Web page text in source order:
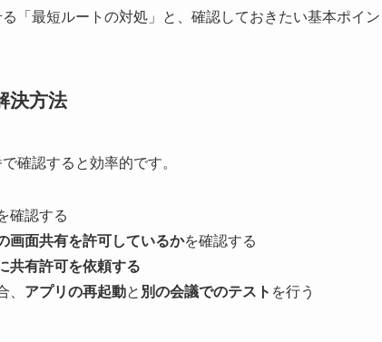
「最短ルートの対処」と、確認しておきたい基本ポイン
決方法
確認すると効率的です。
確認する
画面共有を許可しているかを確認する
共有許可を依頼する
、 アプリの再起動と 別の会議でのテスト を行う